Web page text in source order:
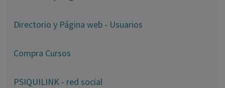
Directorio y Página web - Usuarios
Compra Cursos
PSIQUILINK - red social